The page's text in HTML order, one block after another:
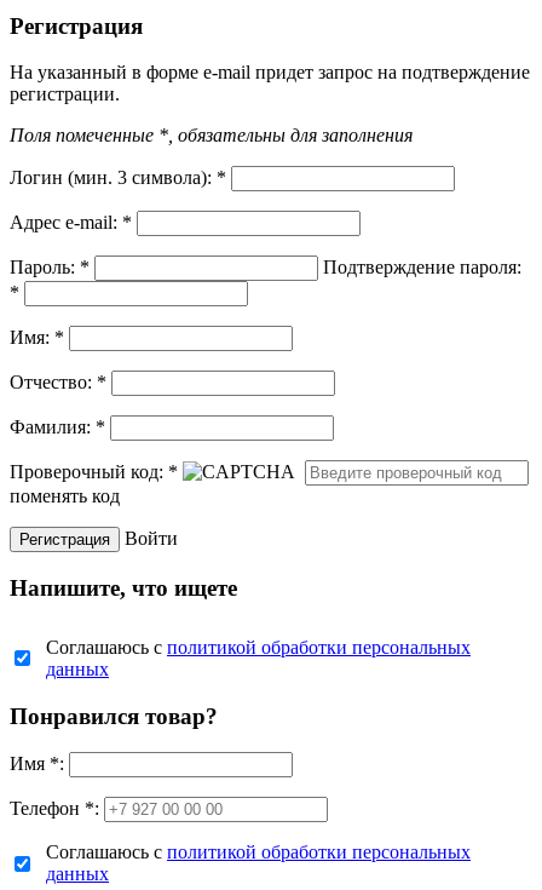
Регистрация
На указанный в форме e-mail придет запрос на подтверждение
регистрации.
Поля помеченные *, обязательны для заполнения
Логин (мин. 3 символа): *
Адрес e-mail: *
Пароль: *
Подтверждение пароля:
*
Имя: *
Отчество: *
Фамилия: *
Проверочный код: *
поменять код
Войти
Напишите, что ищете
Соглашаюсь с политикой обработки персональных
данных
Понравился товар?
Имя *:
Телефон *:
Соглашаюсь с политикой обработки персональных
данных